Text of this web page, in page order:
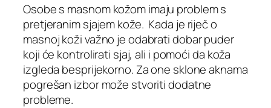
Osobe s masnom kožom imaju problem s
pretjeranim sjajem kože. Kada je riječ o
masnoj koži važno je odabrati dobar puder
koji će kontrolirati sjaj, ali i pomoći da koža
izgleda besprijekorno. Za one sklone aknama
pogrešan izbor može stvoriti dodatne
probleme.